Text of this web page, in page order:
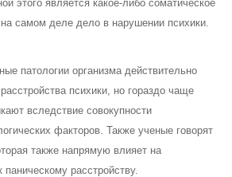
этого является какое-либо соматическое
на самом деле дело в нарушении психики.
патологии организма действительно
психики, но гораздо чаще
вследствие совокупности
факторов. Также ученые говорят
также напрямую влияет на
расстройству.